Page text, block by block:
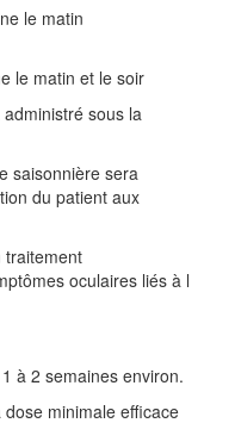
le matin
le matin et le soir
sous la
saisonnière sera
du patient aux
traitement
oculaires liés à l
à 2 semaines environ.
minimale efficace